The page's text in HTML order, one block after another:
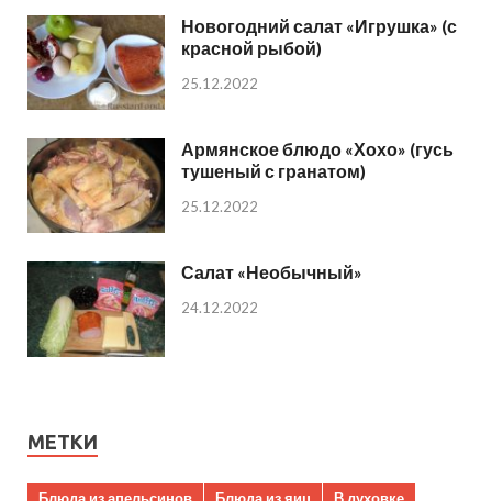
Новогодний салат «Игрушка» (с
красной рыбой)
25.12.2022
Армянское блюдо «Хохо» (гусь
тушеный с гранатом)
25.12.2022
Салат «Необычный»
24.12.2022
МЕТКИ
Блюда из апельсинов Блюда из яиц
В духовке